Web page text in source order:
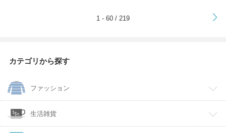
1 - 60 / 219
カテゴリから探す
ファッション
生活雑貨